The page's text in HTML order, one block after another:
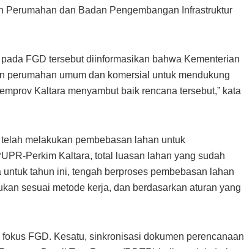
dan Badan Pengembangan Infrastruktur
FGD tersebut diinformasikan bahwa Kementerian
umum dan komersial untuk mendukung
Kaltara menyambut baik rencana tersebut,” kata
melakukan pembebasan lahan untuk
Perkim Kaltara, total luasan lahan yang sudah
tahun ini, tengah berproses pembebasan lahan
sesuai metode kerja, dan berdasarkan aturan yang
FGD. Kesatu, sinkronisasi dokumen perencanaan